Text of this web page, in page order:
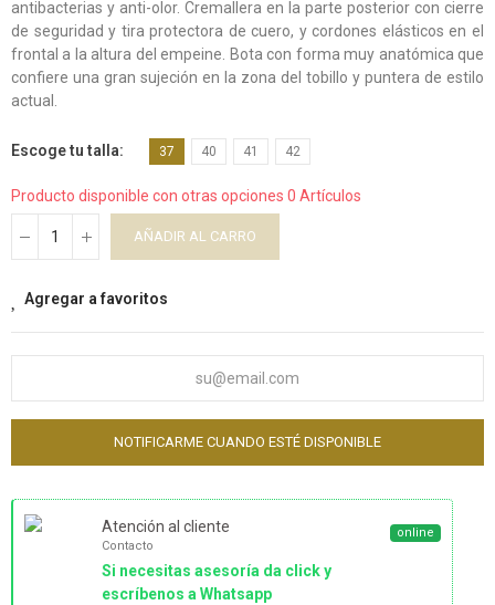
antibacterias y anti-olor. Cremallera en la parte posterior con cierre
de seguridad y tira protectora de cuero, y cordones elásticos en el
frontal a la altura del empeine. Bota con forma muy anatómica que
confiere una gran sujeción en la zona del tobillo y puntera de estilo
actual.
Escoge tu talla 37 40 41 42
Producto disponible con otras opciones 0 Artículos
AÑADIR AL CARRO
Agregar a favoritos
NOTIFICARME CUANDO ESTÉ DISPONIBLE
Atención al cliente
Contacto
Si necesitas asesoría da click y
escríbenos a Whatsapp
online